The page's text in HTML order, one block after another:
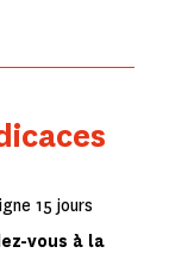
15 jours
vous à la